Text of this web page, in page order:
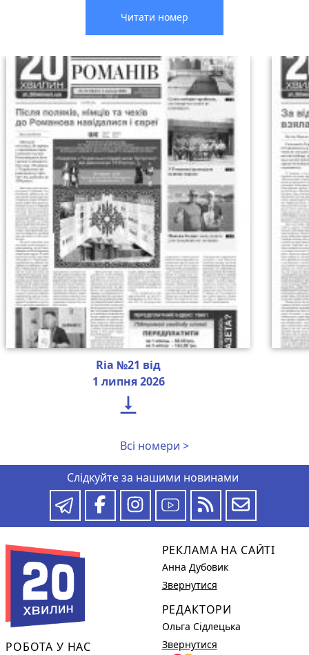
Читати номер
Ria №21 від
1 липня 2026

Всі номери >
Слідкуйте за нашими новинами
РОБОТА У НАС
РЕКЛАМА НА САЙТІ
Анна Дубовик
Звернутися
РЕДАКТОРИ
Ольга Сідлецька
Звернутися